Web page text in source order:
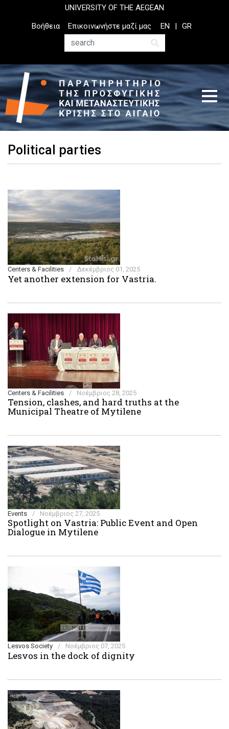
UNIVERSITY OF THE AEGEAN
Top
Header
Βοήθεια
Επικοινωνήστε μαζί μας
Αναζήτηση
EN GR
Political parties
Centers & Facilities / Δεκέμβριος 01, 2025
Yet another extension for Vastria.
Centers & Facilities / Νοέμβριος 28, 2025
Tension, clashes, and hard truths at the
Municipal Theatre of Mytilene
Events / Νοέμβριος 27, 2025
Spotlight on Vastria: Public Event and Open
Dialogue in Mytilene
Lesvos Society / Νοέμβριος 07, 2025
Lesvos in the dock of dignity